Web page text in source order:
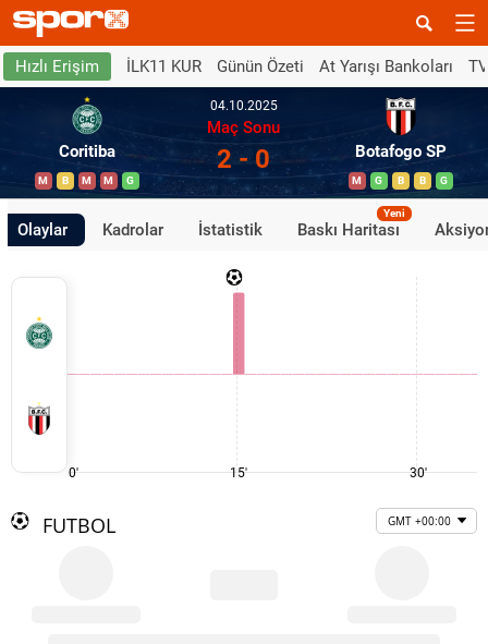
Hızlı Erişim İLK11 KUR Günün Özeti At Yarışı Bankoları
Coritiba
M B M M G
04.10.2025
Maç Sonu
2 - 0 Botafogo SP
M G B B G
Olaylar Kadrolar İstatistik Baskı Haritası
Yeni
0' 15' 30'
FUTBOL GMT +00:00